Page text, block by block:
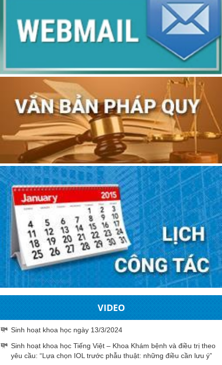
VIDEO
Sinh hoạt khoa học ngày 13/3/2024
Sinh hoạt khoa học Tiếng Việt – Khoa Khám bệnh và điều trị theo
yêu cầu: “Lựa chọn IOL trước phẫu thuật: những điều cần lưu ý”